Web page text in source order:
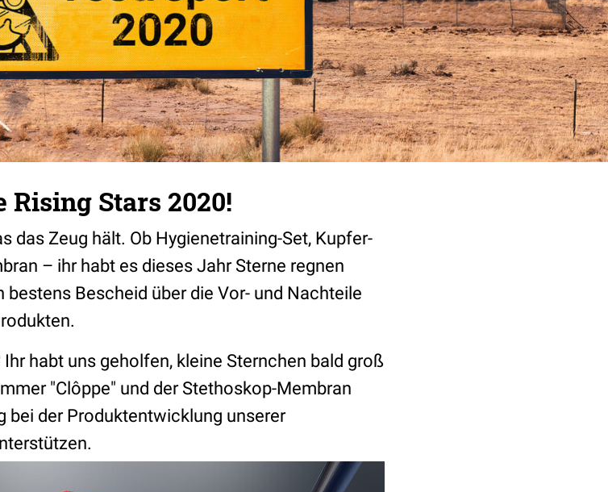
Rising Stars 2020!
das Zeug hält. Ob Hygienetraining-Set, Kupfer-
– ihr habt es dieses Jahr Sterne regnen
Bescheid über die Vor- und Nachteile
Ihr habt uns geholfen, kleine Sternchen bald groß
"Clôppe" und der Stethoskop-Membran
bei der Produktentwicklung unserer